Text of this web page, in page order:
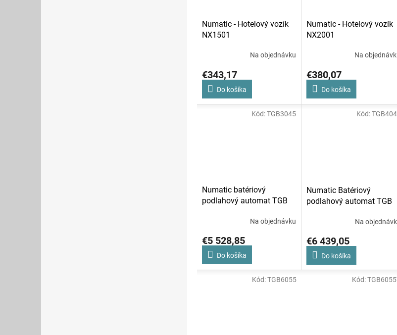
Numatic - Hotelový vozík
NX1501
Na objednávku
€343,17
Do košíka
Numatic - Hotelový vozík
NX2001
Na
€380,07
Do košíka
Numatic batériový
podlahový automat TGB
Na objednávku
€5 528,85
Do košíka
Kód:TGB3045
Numatic Batériový
podlahový automat TGB
Na
€6 439,05
Do košíka
Kód:
Kód:TGB6055 Kód: